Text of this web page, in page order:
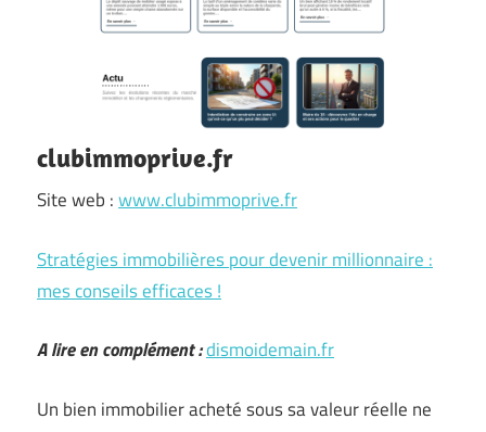
clubimmoprive.fr
Site web :www.clubimmoprive.fr
Stratégies immobilières pour devenir millionnaire :
mes conseils efficaces !
A lire en complément :dismoidemain.fr
Un bien immobilier acheté sous sa valeur réelle ne